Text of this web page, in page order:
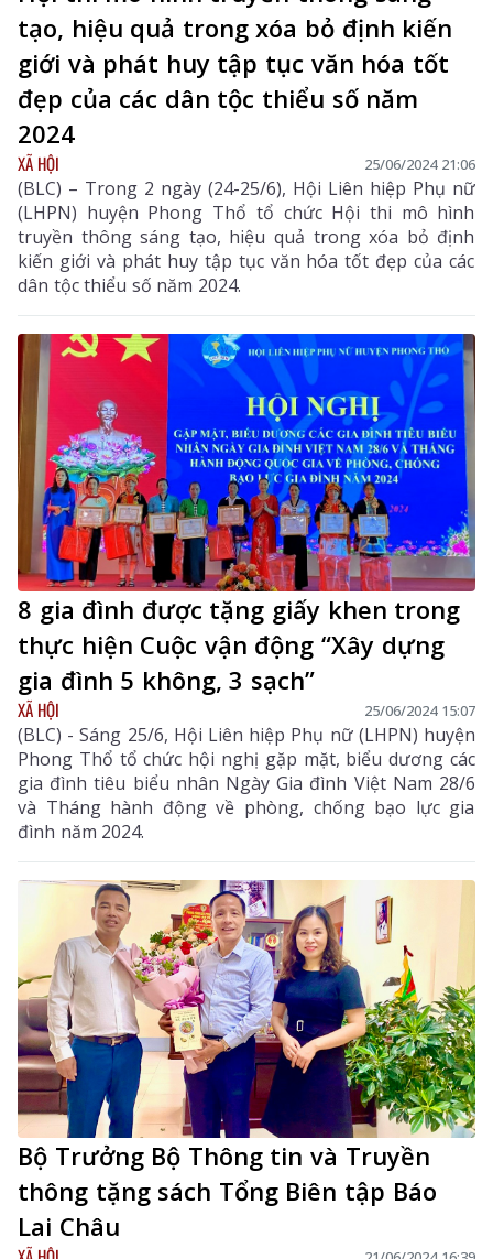
tạo, hiệu quả trong xóa bỏ định kiến
giới và phát huy tập tục văn hóa tốt
đẹp của các dân tộc thiểu số năm
2024
XÃ HỘI 25/06/2024 21:06
(BLC) – Trong 2 ngày (24-25/6), Hội Liên hiệp Phụ nữ
(LHPN) huyện Phong Thổ tổ chức Hội thi mô hình
truyền thông sáng tạo, hiệu quả trong xóa bỏ định
kiến giới và phát huy tập tục văn hóa tốt đẹp của các
dân tộc thiểu số năm 2024.
8 gia đình được tặng giấy khen trong
thực hiện Cuộc vận động “Xây dựng
gia đình 5 không, 3 sạch”
XÃ HỘI 25/06/2024 15:07
(BLC) - Sáng 25/6, Hội Liên hiệp Phụ nữ (LHPN) huyện
Phong Thổ tổ chức hội nghị gặp mặt, biểu dương các
gia đình tiêu biểu nhân Ngày Gia đình Việt Nam 28/6
và Tháng hành động về phòng, chống bạo lực gia
đình năm 2024.
Bộ Trưởng Bộ Thông tin và Truyền
thông tặng sách Tổng Biên tập Báo
Lai Châu